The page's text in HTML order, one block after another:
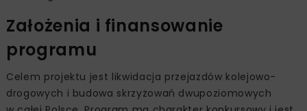
Założenia i finansowanie
programu
Celem projektu jest likwidacja przejazdów kolejowo-
drogowych i budowa skrzyżowań dwupoziomowych